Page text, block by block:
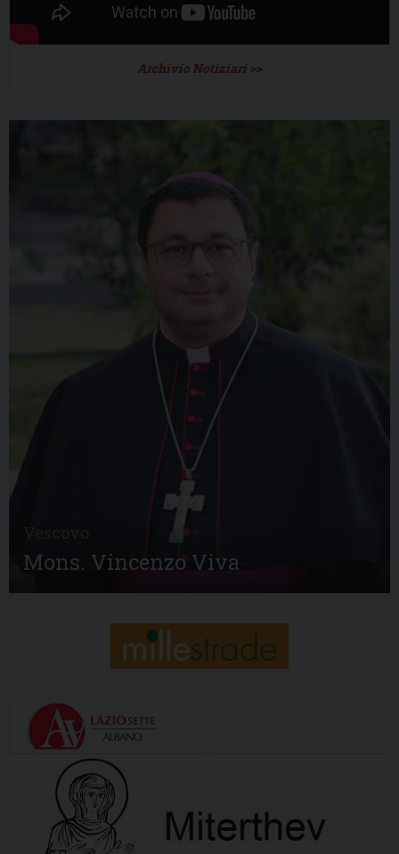
Archivio Notiziari >>
Vescovo
Mons. Vincenzo Viva